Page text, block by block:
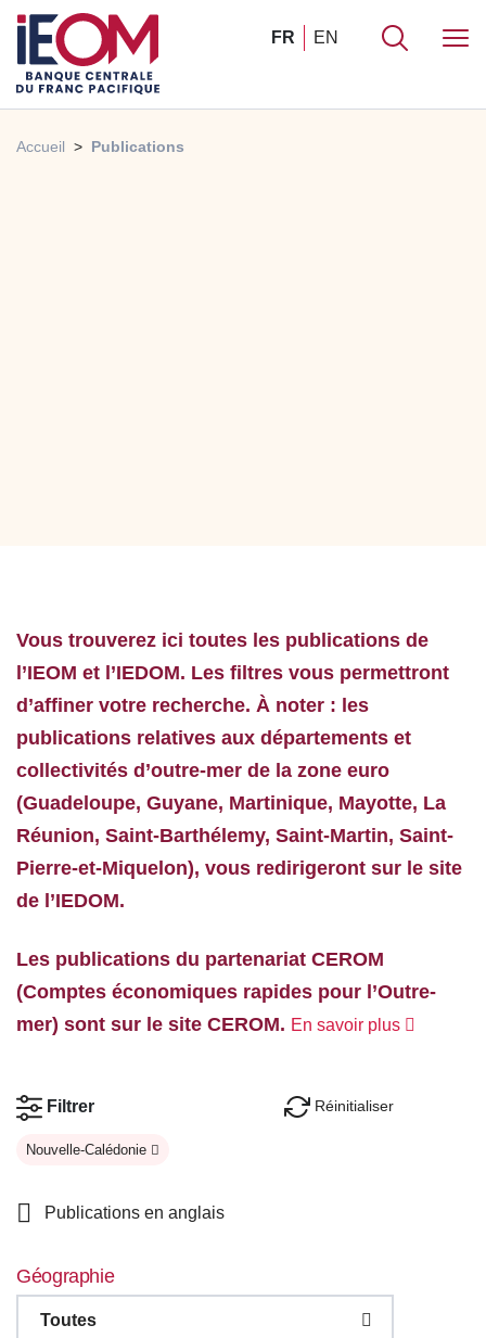
FR EN
Accueil Publications
Vous trouverez ici toutes les publications de
l’IEOM et l’IEDOM. Les filtres vous permettront
d’affiner votre recherche. À noter : les
publications relatives aux départements et
collectivités d’outre-mer de la zone euro
(Guadeloupe, Guyane, Martinique, Mayotte, La
Réunion, Saint-Barthélemy, Saint-Martin, Saint-
Pierre-et-Miquelon), vous redirigeront sur le site
de l’IEDOM.
Les publications du partenariat CEROM
(Comptes économiques rapides pour l’Outre-
mer) sont sur le site CEROM. En savoir plus
Filtrer Réinitialiser
Nouvelle-Calédonie
Publications en anglais
Géographie
Toutes